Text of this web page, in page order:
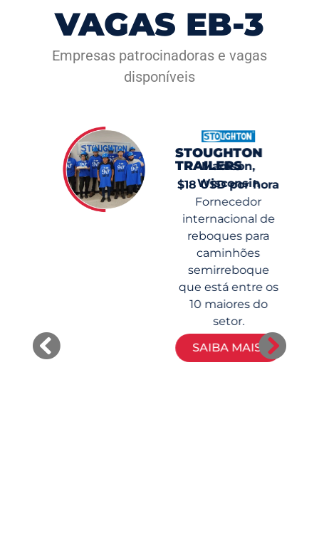
VAGAS EB-3
Empresas patrocinadoras e vagas
disponíveis
STOUGHTON
TRAILERS
Madison,
Wisconsin
$18 USD por hora
Fornecedor
internacional de
reboques para
caminhões
semirreboque
que está entre os
10 maiores do
setor.
SAIBA MAIS: